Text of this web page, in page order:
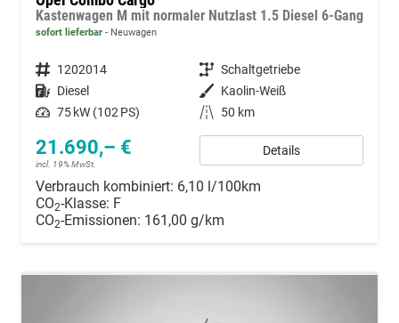
Kastenwagen M mit normaler Nutzlast 1.5 Diesel 6-Gang
sofort lieferbar Neuwagen
Fahrzeugnummer 1202014 Getriebe Schaltgetriebe
Kraftstoff Diesel Außenfarbe Kaolin-Weiß
Leistung 75 kW (102 PS) Kilometerstand 50 km
21.690,– €
incl. 19% MwSt.
Details
Verbrauch kombiniert: 6,10 l/100km
CO2-Klasse: F
CO2-Emissionen: 161,00 g/km